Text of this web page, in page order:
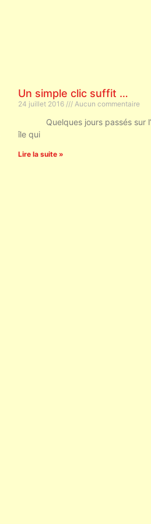
Un simple clic suffit …
24 juillet 2016 Aucun commentaire
Quelques jours passés sur
île qui
Lire la suite »